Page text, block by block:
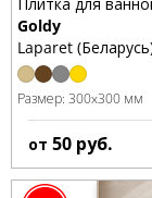
Goldy
Laparet
Размер: 300x300 мм
от 50 руб.